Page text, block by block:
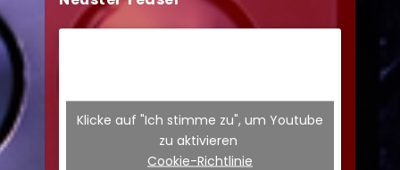
Klicke auf "Ich stimme zu", um Youtube
zu aktivieren
Cookie-Richtlinie